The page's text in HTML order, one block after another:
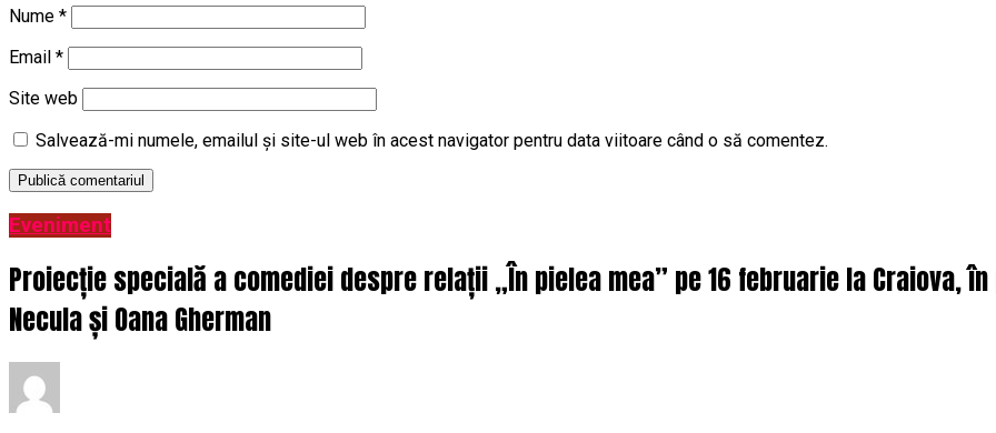
Nume *
Email *
Site web
Salvează-mi numele, emailul și site-ul web în acest navigator pentru data viitoare când o să comentez.
Eveniment
Proiecție specială a comediei despre relații „În pielea mea” pe 16 februarie la Craiova,
Necula și Oana Gherman